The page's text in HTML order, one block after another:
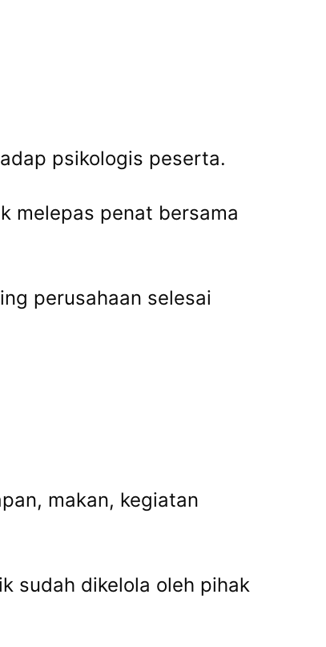
psikologis peserta.
melepas penat bersama
perusahaan selesai
makan, kegiatan
sudah dikelola oleh pihak